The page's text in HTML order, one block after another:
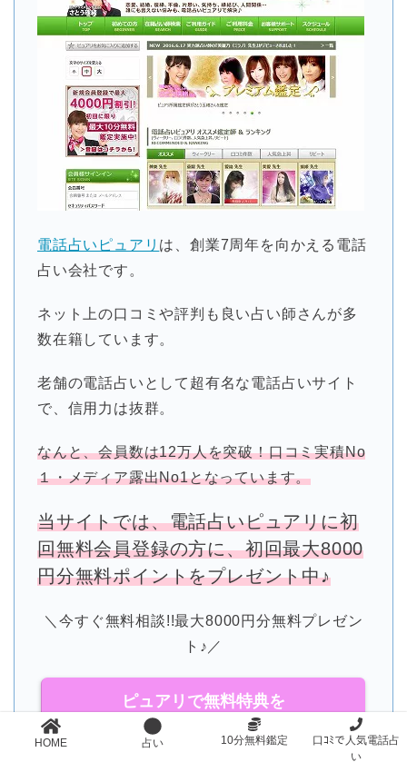
電話占いピュアリ は、創業7周年を向かえる電話
占い会社です。
ネット上の口コミや評判も良い占い師さんが多
数在籍しています。
老舗の電話占いとして超有名な電話占いサイト
で、信用力は抜群。
なんと、会員数は12万人を突破！口コミ実積No
１・メディア露出No1となっています。
当サイトでは、電話占いピュアリに初
回無料会員登録の方に、初回最大8000
円分無料ポイントをプレゼント中♪
＼今すぐ無料相談!!最大8000円分無料プレゼン
ト♪／
ピュアリで無料特典を
HOME 占い 10分無料鑑定
口ｺﾐで人気電話占
い